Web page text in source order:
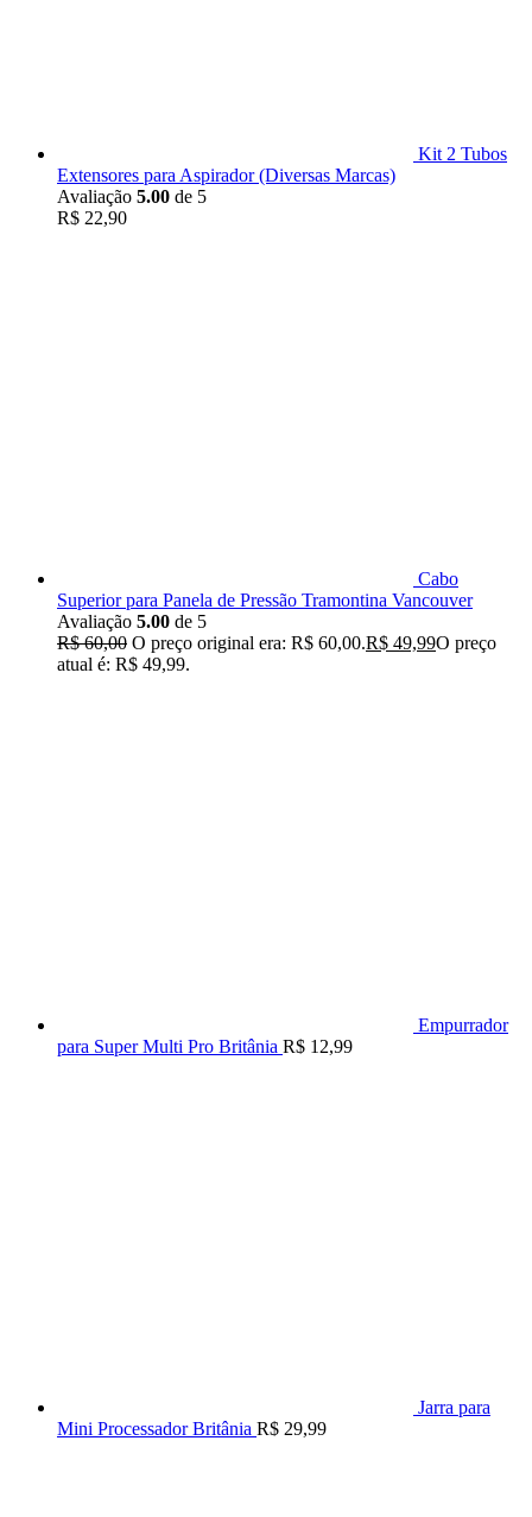
Kit 2 Tubos
Extensores para Aspirador (Diversas Marcas)
Avaliação 5.00 de 5
R$ 22,90
Cabo
Superior para Panela de Pressão Tramontina Vancouver
Avaliação 5.00 de 5
R$60,00 O preço original era: R$ 60,00.R$ 49,99O preço
atual é: R$ 49,99.
Empurrador
para Super Multi Pro Britânia R$ 12,99
Jarra para
Mini Processador Britânia R$ 29,99